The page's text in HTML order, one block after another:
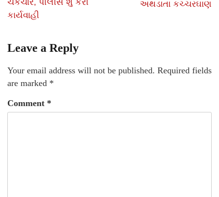
ચકચાર, પોલીસે શું કરી
કાર્યવાહી
અથડાતા કચ્ચરઘાણ
Leave a Reply
Your email address will not be published. Required fields
are marked *
Comment *